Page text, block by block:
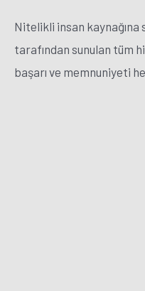
Nitelikli insan kaynağına
tarafından sunulan tüm
başarı ve memnuniyeti